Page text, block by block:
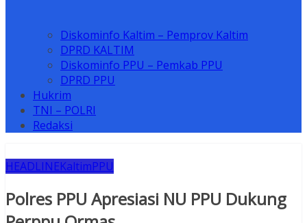
Diskominfo Kaltim – Pemprov Kaltim
DPRD KALTIM
Diskominfo PPU – Pemkab PPU
DPRD PPU
Hukrim
TNI – POLRI
Redaksi
HEADLINEKaltimPPU
Polres PPU Apresiasi NU PPU Dukung